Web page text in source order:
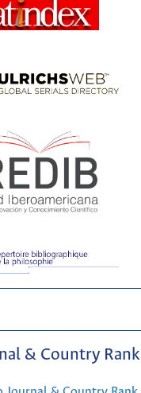
& Country Rank